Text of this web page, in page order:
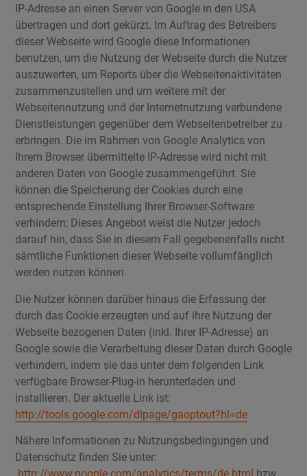
IP-Adresse an einen Server von Google in den USA
übertragen und dort gekürzt. Im Auftrag des Betreibers
dieser Webseite wird Google diese Informationen
benutzen, um die Nutzung der Webseite durch die Nutzer
auszuwerten, um Reports über die Webseitenaktivitäten
zusammenzustellen und um weitere mit der
Webseitennutzung und der Internetnutzung verbundene
Dienstleistungen gegenüber dem Webseitenbetreiber zu
erbringen. Die im Rahmen von Google Analytics von
Ihrem Browser übermittelte IP-Adresse wird nicht mit
anderen Daten von Google zusammengeführt. Sie
können die Speicherung der Cookies durch eine
entsprechende Einstellung Ihrer Browser-Software
verhindern; Dieses Angebot weist die Nutzer jedoch
darauf hin, dass Sie in diesem Fall gegebenenfalls nicht
sämtliche Funktionen dieser Webseite vollumfänglich
werden nutzen können.
Die Nutzer können darüber hinaus die Erfassung der
durch das Cookie erzeugten und auf ihre Nutzung der
Webseite bezogenen Daten (inkl. Ihrer IP-Adresse) an
Google sowie die Verarbeitung dieser Daten durch Google
verhindern, indem sie das unter dem folgenden Link
verfügbare Browser-Plug-in herunterladen und
installieren. Der aktuelle Link ist:
http://tools.google.com/dlpage/gaoptout?hl=de
Nähere Informationen zu Nutzungsbedingungen und
Datenschutz finden Sie unter: